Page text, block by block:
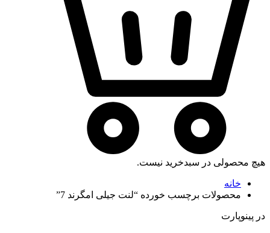
هیچ محصولی در سبدخرید نیست.
خانه
محصولات برچسب خورده “لنت جیلی امگرند 7”
در پینوپارت